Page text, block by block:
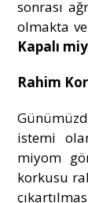
sonrası
olmakta
Kapalı
Rahim
istemi
miyom
korkusu